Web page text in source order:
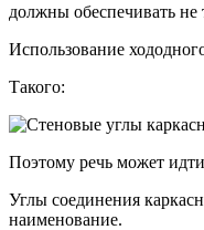
должны обеспечивать не
Использование
Такого:
Поэтому речь может
Углы соединения
наименование.